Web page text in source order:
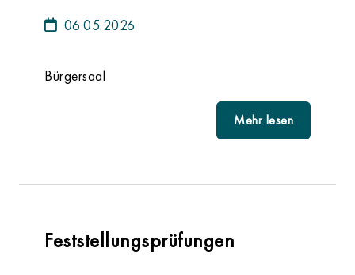
06.05.2026
Bürgersaal
Mehr lesen
Feststellungsprüfungen